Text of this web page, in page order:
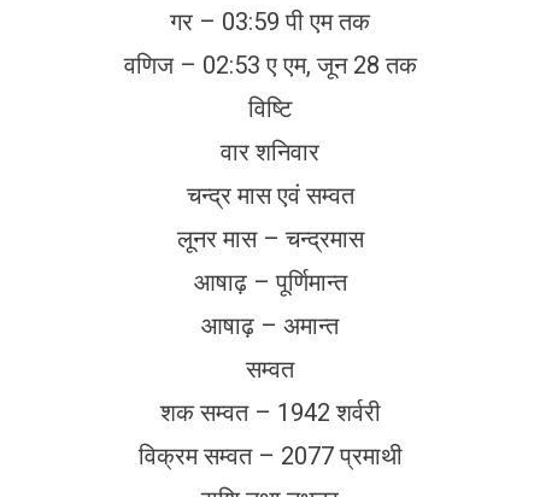
गर – 03:59 पी एम तक
वणिज – 02:53 ए एम, जून 28 तक
विष्टि
वार शनिवार
चन्द्र मास एवं सम्वत
लूनर मास – चन्द्रमास
आषाढ़ – पूर्णिमान्त
आषाढ़ – अमान्त
सम्वत
शक सम्वत – 1942 शर्वरी
विक्रम सम्वत – 2077 प्रमाथी